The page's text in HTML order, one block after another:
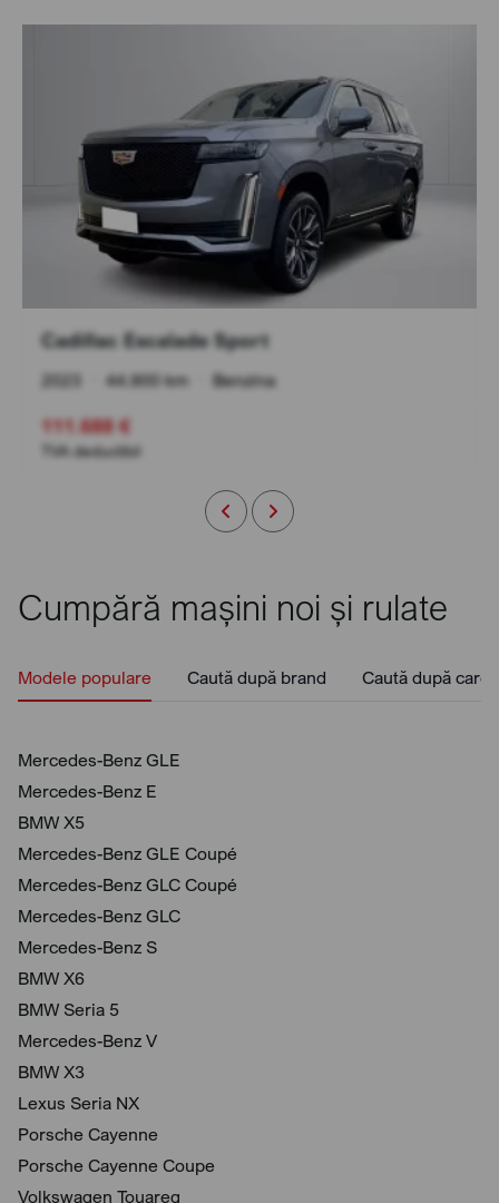
Cadillac Escalade Sport
2023 44.900 km Benzina
111.688 €
TVA deductibil
Cumpără mașini noi și rulate
Modele populare Caută după brand Caută după
Mercedes-Benz GLE
Mercedes-Benz E
BMW X5
Mercedes-Benz GLE Coupé
Mercedes-Benz GLC Coupé
Mercedes-Benz GLC
Mercedes-Benz S
BMW X6
BMW Seria 5
Mercedes-Benz V
BMW X3
Lexus Seria NX
Porsche Cayenne
Porsche Cayenne Coupe
Volkswagen Touareg